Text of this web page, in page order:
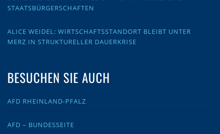
STAATSBÜRGERSCHAFTEN
ALICE WEIDEL: WIRTSCHAFTSSTANDORT BLEIBT UNTER
MERZ IN STRUKTURELLER DAUERKRISE
BESUCHEN SIE AUCH
AFD RHEINLAND-PFALZ
AFD – BUNDESSEITE